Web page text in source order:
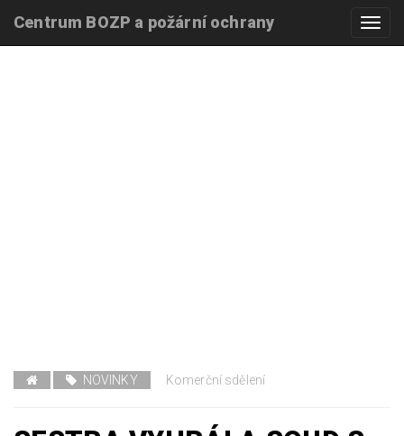
Centrum BOZP a požární ochrany
NOVINKY Komerční sdělení